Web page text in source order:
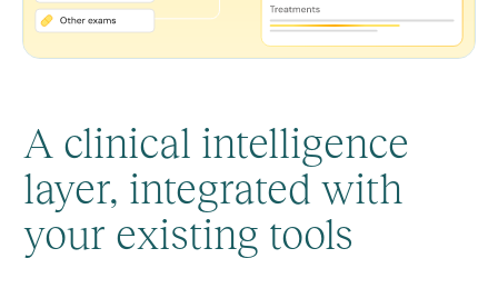
A clinical intelligence
layer, integrated with
your existing tools